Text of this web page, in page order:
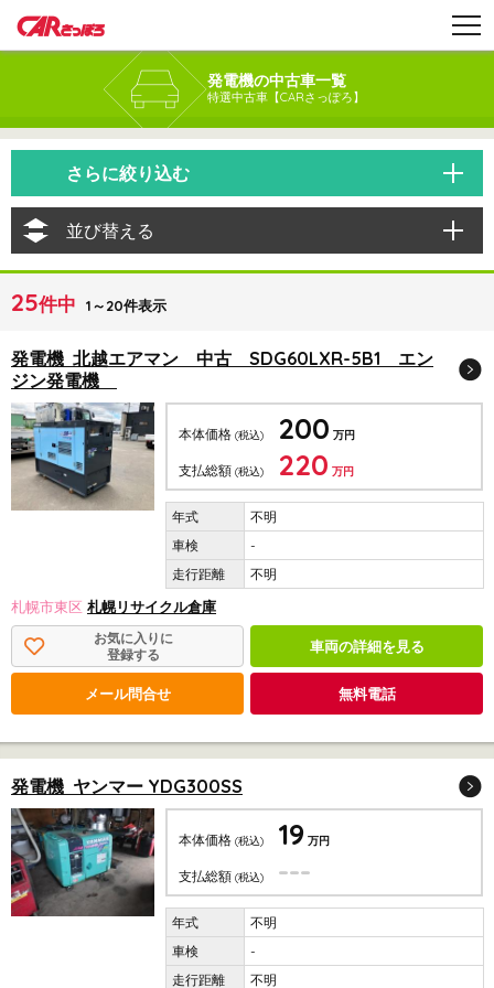
発電機の中古車一覧
特選中古車【CARさっぽろ】
さらに絞り込む
並び替える
25件中 1～20件表示
発電機 北越エアマン 中古 SDG60LXR-5B1 エン
ジン発電機
本体価格 (税込) 200 万円
支払総額 (税込) 220 万円
不明
-
不明
札幌市東区 札幌リサイクル倉庫
お気に入りに
登録する
車両の詳細を見る
メール問合せ 無料電話
発電機 ヤンマー YDG300SS
本体価格 (税込) 19 万円
支払総額 (税込) ---
不明
-
不明